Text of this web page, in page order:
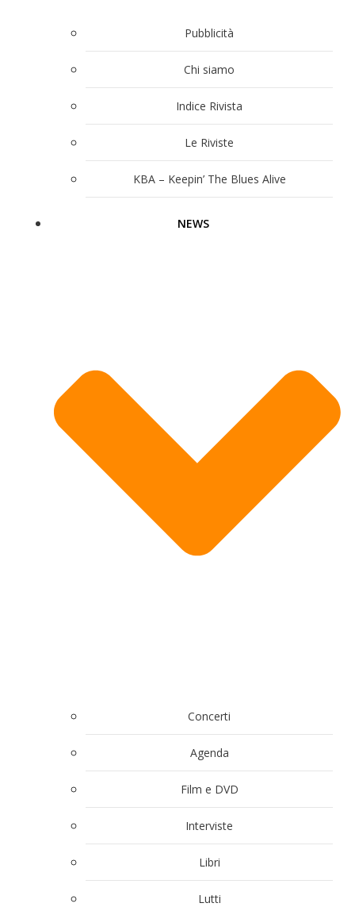
Pubblicità
Chi siamo
Indice Rivista
Le Riviste
KBA – Keepin’ The Blues Alive
NEWS
Concerti
Agenda
Film e DVD
Interviste
Libri
Lutti